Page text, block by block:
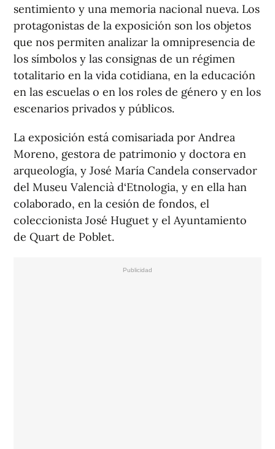
sentimiento y una memoria nacional nueva. Los
protagonistas de la exposición son los objetos
que nos permiten analizar la omnipresencia de
los símbolos y las consignas de un régimen
totalitario en la vida cotidiana, en la educación
en las escuelas o en los roles de género y en los
escenarios privados y públicos.
La exposición está comisariada por Andrea
Moreno, gestora de patrimonio y doctora en
arqueología, y José María Candela conservador
del Museu Valencià d‘Etnologia, y en ella han
colaborado, en la cesión de fondos, el
coleccionista José Huguet y el Ayuntamiento
de Quart de Poblet.